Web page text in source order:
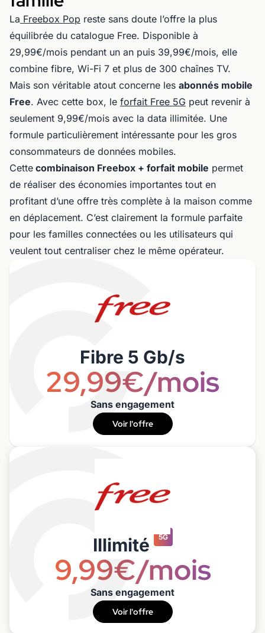
La Freebox Pop reste sans doute l’offre la plus
équilibrée du catalogue Free. Disponible à
29,99€/mois pendant un an puis 39,99€/mois, elle
combine fibre, Wi-Fi 7 et plus de 300 chaînes TV.
Mais son véritable atout concerne les abonnés mobile
Free. Avec cette box, le forfait Free 5G peut revenir à
seulement 9,99€/mois avec la data illimitée. Une
formule particulièrement intéressante pour les gros
consommateurs de données mobiles.
Cette combinaison Freebox + forfait mobile permet
de réaliser des économies importantes tout en
profitant d’une offre très complète à la maison comme
en déplacement. C’est clairement la formule parfaite
pour les familles connectées ou les utilisateurs qui
veulent tout centraliser chez le même opérateur.
Fibre 5 Gb/s
29,99€/mois
Sans engagement
Voir l'offre
Illimité 5G
9,99€/mois
Sans engagement
Voir l'offre